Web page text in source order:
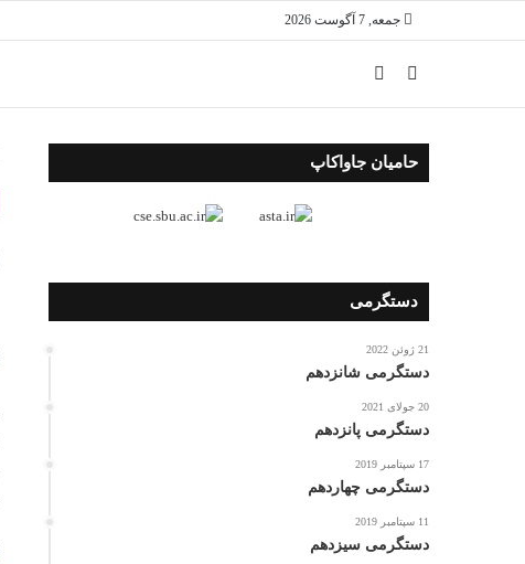
جمعه, 7 آگوست 2026
حامیان جاواکاپ
دستگرمی
21 ژوئن 2022
دستگرمی شانزدهم
20 جولای 2021
دستگرمی پانزدهم
17 سپتامبر 2019
دستگرمی چهاردهم
11 سپتامبر 2019
دستگرمی سیزدهم